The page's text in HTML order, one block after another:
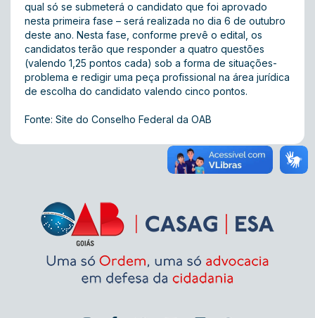
qual só se submeterá o candidato que foi aprovado
nesta primeira fase – será realizada no dia 6 de outubro
deste ano. Nesta fase, conforme prevê o edital, os
candidatos terão que responder a quatro questões
(valendo 1,25 pontos cada) sob a forma de situações-
problema e redigir uma peça profissional na área jurídica
de escolha do candidato valendo cinco pontos.
Fonte: Site do Conselho Federal da OAB